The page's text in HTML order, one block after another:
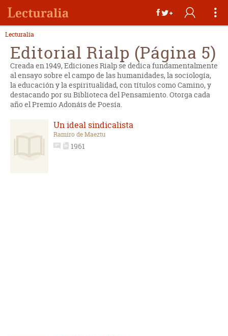
Lecturalia
Editorial Rialp (Página 5)
Creada en 1949, Ediciones Rialp se dedica fundamentalmente
al ensayo sobre el campo de las humanidades, la sociología,
la educación y la espiritualidad, con títulos como Camino, y
destacando por su Biblioteca del Pensamiento. Otorga cada
año el Premio Adonáis de Poesía.
Un ideal sindicalista
Ramiro de Maeztu
1961